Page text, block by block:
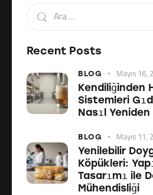
Recent Posts
BLOG Mayıs 16,
Kendiliğinden
Sistemleri
Nasıl
BLOG Mayıs 11,
Yenilebilir
Köpükleri:
Tasarımı ile
Mühendisliği